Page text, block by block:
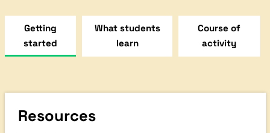
Getting
started
What students
learn
Course of
activity
Resources